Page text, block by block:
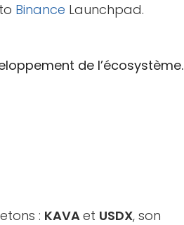
Binance Launchpad.
de l’écosystème.
: KAVAet USDX, son